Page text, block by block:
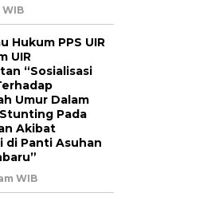
WIB
Hukum PPS UIR
UIR
“Sosialisasi
Umur Dalam
Pada
Akibat
di Panti Asuhan
WIB